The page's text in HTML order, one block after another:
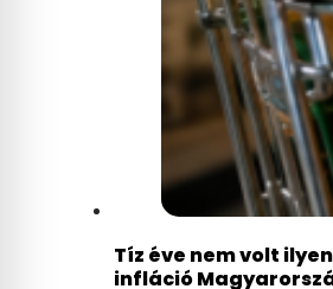
Tíz éve nem volt
infláció